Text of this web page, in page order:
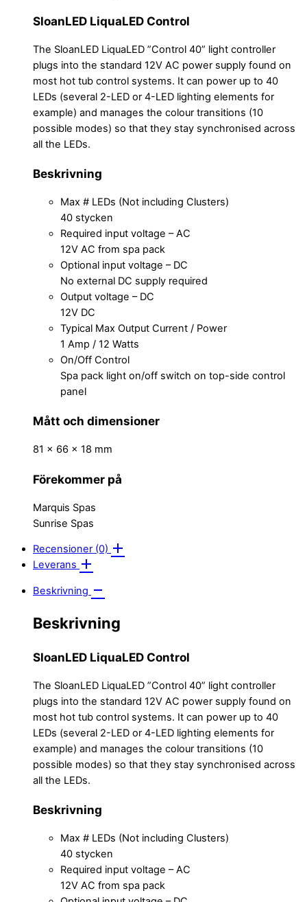
SloanLED LiquaLED Control
The SloanLED LiquaLED ”Control 40” light controller
plugs into the standard 12V AC power supply found on
most hot tub control systems. It can power up to 40
LEDs (several 2-LED or 4-LED lighting elements for
example) and manages the colour transitions (10
possible modes) so that they stay synchronised across
all the LEDs.
Beskrivning
Max # LEDs (Not including Clusters)
40 stycken
Required input voltage – AC
12V AC from spa pack
Optional input voltage – DC
No external DC supply required
Output voltage – DC
12V DC
Typical Max Output Current / Power
1 Amp / 12 Watts
On/Off Control
Spa pack light on/off switch on top-side control
panel
Mått och dimensioner
81 x 66 x 18 mm
Förekommer på
Marquis Spas
Sunrise Spas
Recensioner (0)
Leverans
Beskrivning
Beskrivning
SloanLED LiquaLED Control
The SloanLED LiquaLED ”Control 40” light controller
plugs into the standard 12V AC power supply found on
most hot tub control systems. It can power up to 40
LEDs (several 2-LED or 4-LED lighting elements for
example) and manages the colour transitions (10
possible modes) so that they stay synchronised across
all the LEDs.
Beskrivning
Max # LEDs (Not including Clusters)
40 stycken
Required input voltage – AC
12V AC from spa pack